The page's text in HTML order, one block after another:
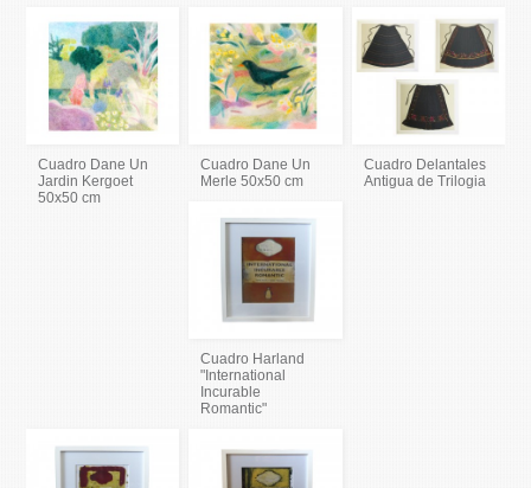
Cuadro Dane Un
Jardin Kergoet
50x50 cm
Cuadro Dane Un
Merle 50x50 cm
Cuadro Delantales
Antigua de Trilogia
Cuadro Harland
"International
Incurable
Romantic"